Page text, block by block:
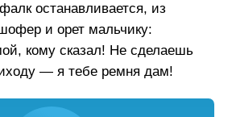
останавливается, из
и орет мальчику:
кому сказал! Не сделаешь
— я тебе ремня дам!